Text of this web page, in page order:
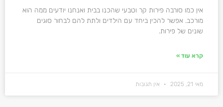
אין כמו סורבה פירות קר וטבעי שהכנו בבית ואנחנו יודעים ממה הוא
מורכב. אפשר להכין ביחד עם הילדים ולתת להם לבחור סוגים
שונים של פירות.
קרא עוד »
מאי 21, 2025 אין תגובות